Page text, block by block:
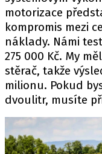
motorizace
kompromis mezi
náklady. Námi
275 000 Kč. My
stěrač, takže
milionu. Pokud
dvoulitr, musíte